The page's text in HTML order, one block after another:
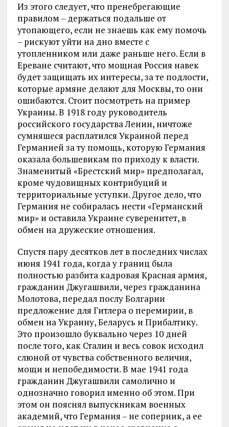
Из этого следует, что пренебрегающие
правилом – держаться подальше от
утопающего, если не знаешь как ему помочь
– рискуют уйти на дно вместе с
утопленником или даже раньше него. Если в
Ереване считают, что мощная Россия навек
будет защищать их интересы, за те подлости,
которые армяне делают для Москвы, то они
ошибаются. Стоит посмотреть на пример
Украины. В 1918 году руководитель
российского государства Ленин, ничтоже
сумняшеся расплатился Украиной перед
Германией за ту помощь, которую Германия
оказала большевикам по приходу к власти.
Знаменитый «Брестский мир» предполагал,
кроме чудовищных контрибуций и
территориальные уступки. Другое дело, что
Германия не собиралась нести «Германский
мир» и оставила Украине суверенитет, в
обмен на дружеские отношения.
Спустя пару десятков лет в последних числах
июня 1941 года, когда у границ была
полностью разбита кадровая Красная армия,
гражданин Джугашвили, через гражданина
Молотова, передал послу Болгарии
предложение для Гитлера о перемирии, в
обмен на Украину, Беларусь и Прибалтику.
Это произошло буквально через 10 дней
после того, как Сталин и весь совок исходил
слюной от чувства собственного величия,
мощи и непобедимости. В мае 1941 года
гражданин Джугашвили самолично и
однозначно говорил именно об этом. При
этом он пояснял выпускникам военных
академий, что Германия – не соперник, а ее